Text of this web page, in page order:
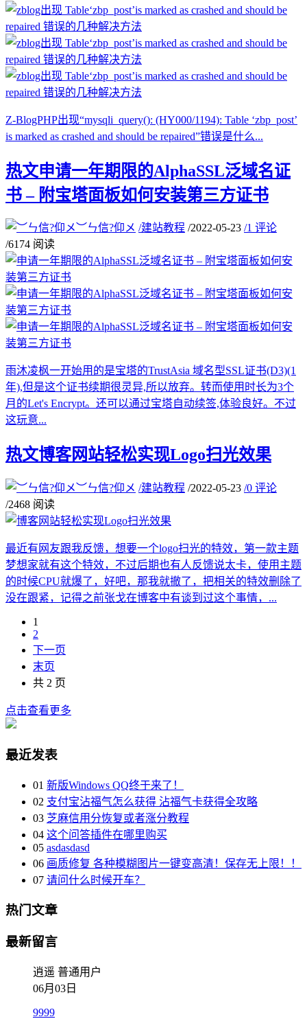
Z-BlogPHP出现“mysqli_query(): (HY000/1194): Table ‘zbp_post’
is marked as crashed and should be repaired”错误是什么...
热文申请一年期限的AlphaSSL泛域名证
书 – 附宝塔面板如何安装第三方证书
︶ㄣ信?仰メ /建站教程 /2022-05-23 /1 评论
/6174 阅读
雨沐凌枫一开始用的是宝塔的TrustAsia 域名型SSL证书(D3)(1
年),但是这个证书续期很灵异,所以放弃。转而使用时长为3个
月的Let's Encrypt。还可以通过宝塔自动续签,体验良好。不过
这玩意...
热文博客网站轻松实现Logo扫光效果
︶ㄣ信?仰メ /建站教程 /2022-05-23 /0 评论
/2468 阅读
最近有网友跟我反馈，想要一个logo扫光的特效，第一款主题
梦想家就有这个特效，不过后期也有人反馈说太卡，使用主题
的时候CPU就爆了，好吧，那我就撤了，把相关的特效删除了
没在跟紧，记得之前张戈在博客中有谈到过这个事情，...
1
2
下一页
末页
共 2 页
点击查看更多
最近发表
01 新版Windows QQ终于来了！
02 支付宝沾福气怎么获得 沾福气卡获得全攻略
03 芝麻信用分恢复或者涨分教程
04 这个问答插件在哪里购买
05 asdasdasd
06 画质修复 各种模糊图片一键变高清！保存无上限！！
07 请问什么时候开车？
热门文章
最新留言
逍遥 普通用户
06月03日
9999